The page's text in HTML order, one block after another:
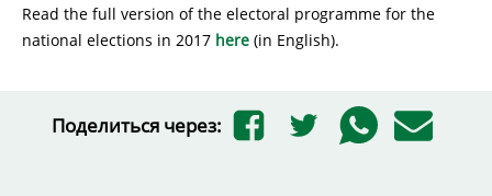
Read the full version of the electoral programme for the
national elections in 2017 here (in English).
Поделиться через: